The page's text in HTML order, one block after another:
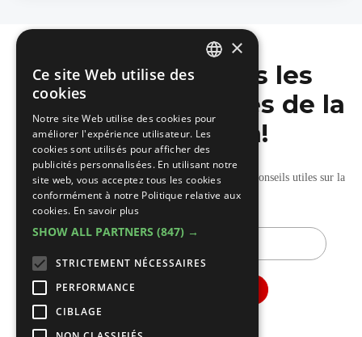
Ne manquez pas les
dernières nouvelles de la
construction!
Recevez nos mises à jour hebdomadaires pleines de conseils utiles sur la
construction et la rénovation.
E-
×
Ce site Web utilise des
cookies
Notre site Web utilise des cookies pour
améliorer l'expérience utilisateur. Les
cookies sont utilisés pour afficher des
publicités personnalisées. En utilisant notre
site web, vous acceptez tous les cookies
conformément à notre Politique relative aux
cookies. En savoir plus
SHOW ALL PARTNERS (847) →
STRICTEMENT NÉCESSAIRES
PERFORMANCE
CIBLAGE